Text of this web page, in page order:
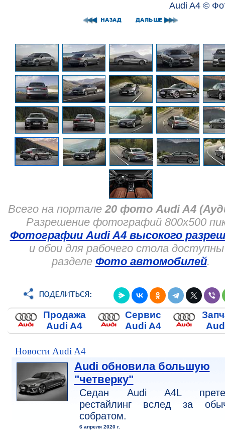
Audi A4 ©
Всего на портале20 фото Audi A4
Разрешение фотографий 800x500
Фотографии Audi A4 высокого
и обои для рабочего стола
разделе Фото автомобилей.
Продажа
Audi A4
Сервис
Audi A4
Новости Audi A4
Audi обновила большую
"четверку"
Седан Audi A4L
рестайлинг вслед за
собратом.
6 апреля 2020 г.